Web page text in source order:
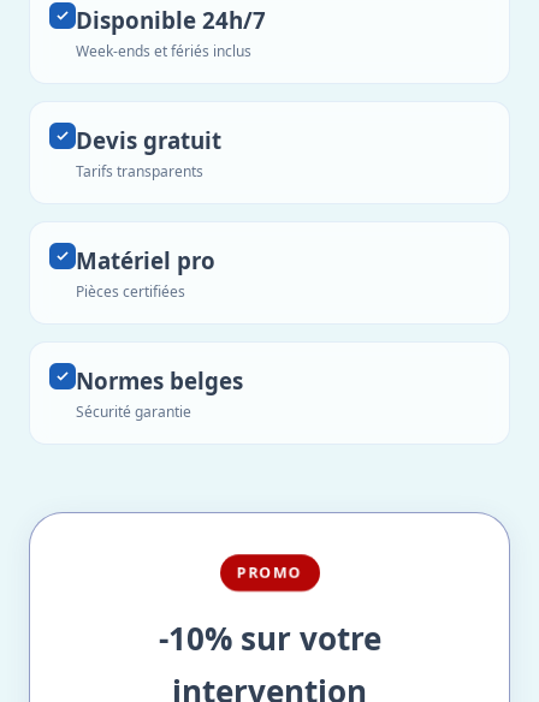
Disponible 24h/7
Week-ends et fériés inclus
Devis gratuit
Tarifs transparents
Matériel pro
Pièces certifiées
Normes belges
Sécurité garantie
PROMO
-10% sur votre
intervention